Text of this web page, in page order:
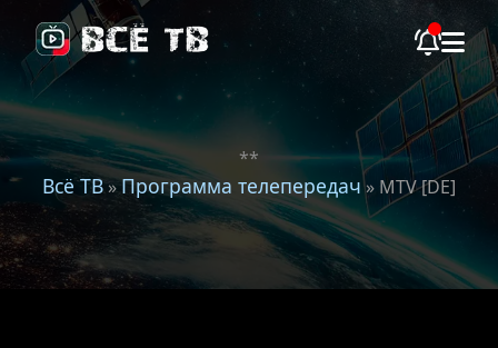
**
Всё ТВ »Программа телепередач» MTV [DE]